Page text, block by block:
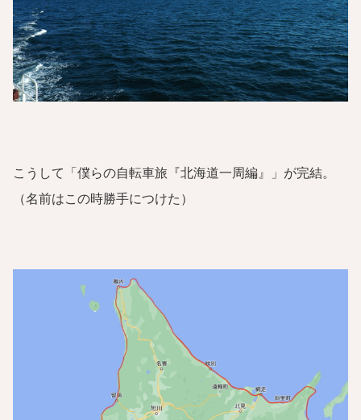
こうして「僕らの自転車旅『北海道一周編』」が完結。
（名前はこの時勝手につけた）